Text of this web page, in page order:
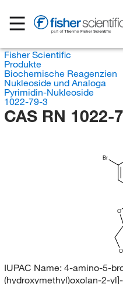
Fisher Scientific
Produkte
Biochemische Reagenzien
Nukleoside und Analoga
Pyrimidin-Nukleoside
1022-79-3
CAS RN 1022-
Br
O
IUPAC Name: 4-amino-5-
(hydroxymethyl)oxolan-2-